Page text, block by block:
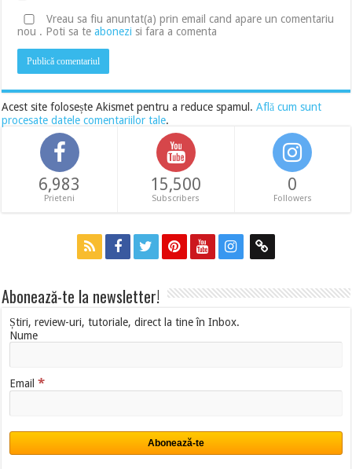
Vreau sa fiu anuntat(a) prin email cand apare un comentariu
nou . Poti sa teabonezi si fara a comenta
Acest site folosește Akismet pentru a reduce spamul.Află cum sunt
procesate datele comentariilor tale.
6,983
Prieteni
15,500
Subscribers
0
Followers
Abonează-te la newsletter!
Știri, review-uri, tutoriale, direct la tine în Inbox.
Nume
Email*